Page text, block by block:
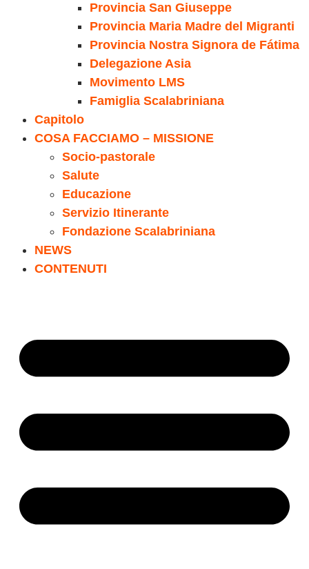
Provincia San Giuseppe
Provincia Maria Madre del Migranti
Provincia Nostra Signora de Fátima
Delegazione Asia
Movimento LMS
Famiglia Scalabriniana
Capitolo
COSA FACCIAMO – MISSIONE
Socio-pastorale
Salute
Educazione
Servizio Itinerante
Fondazione Scalabriniana
NEWS
CONTENUTI